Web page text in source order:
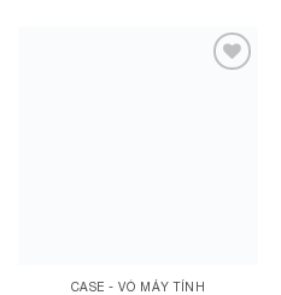
CASE - VỎ MÁY TÍNH